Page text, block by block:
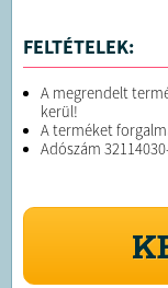
FELTÉTELEK:
A megrendelt
kerül!
A terméket
Adószám